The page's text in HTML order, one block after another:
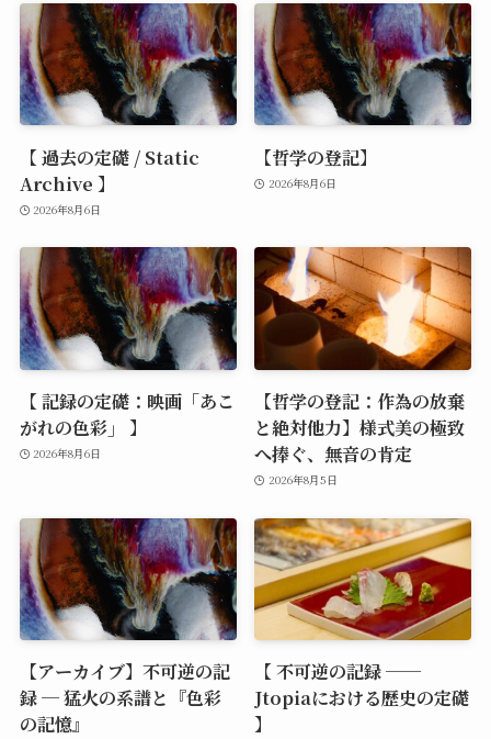
【 過去の定礎 / Static
Archive 】
2026年8月6日
【哲学の登記】
2026年8月6日
【 記録の定礎：映画「あこ
がれの色彩」 】
2026年8月6日
【哲学の登記：作為の放棄
と絶対他力】様式美の極致
へ捧ぐ、無音の肯定
2026年8月5日
【アーカイブ】不可逆の記
録 ─ 猛火の系譜と『色彩
の記憶』
【 不可逆の記録 ──
Jtopiaにおける歴史の定礎
】